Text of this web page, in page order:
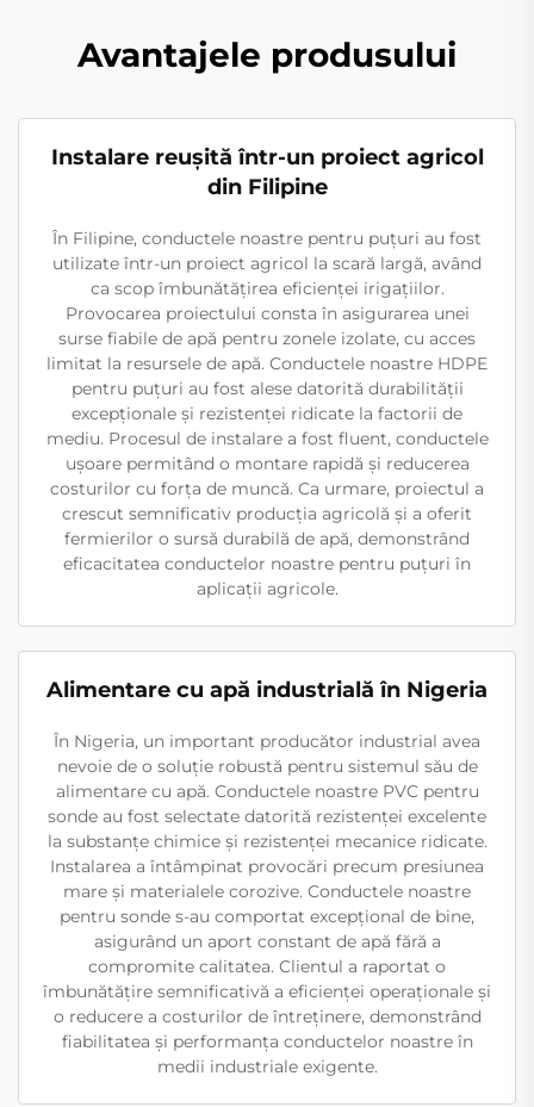
Avantajele produsului
Instalare reușită într-un proiect agricol
din Filipine
În Filipine, conductele noastre pentru puțuri au fost
utilizate într-un proiect agricol la scară largă, având
ca scop îmbunătățirea eficienței irigațiilor.
Provocarea proiectului consta în asigurarea unei
surse fiabile de apă pentru zonele izolate, cu acces
limitat la resursele de apă. Conductele noastre HDPE
pentru puțuri au fost alese datorită durabilității
excepționale și rezistenței ridicate la factorii de
mediu. Procesul de instalare a fost fluent, conductele
ușoare permitând o montare rapidă și reducerea
costurilor cu forța de muncă. Ca urmare, proiectul a
crescut semnificativ producția agricolă și a oferit
fermierilor o sursă durabilă de apă, demonstrând
eficacitatea conductelor noastre pentru puțuri în
aplicații agricole.
Alimentare cu apă industrială în Nigeria
În Nigeria, un important producător industrial avea
nevoie de o soluție robustă pentru sistemul său de
alimentare cu apă. Conductele noastre PVC pentru
sonde au fost selectate datorită rezistenței excelente
la substanțe chimice și rezistenței mecanice ridicate.
Instalarea a întâmpinat provocări precum presiunea
mare și materialele corozive. Conductele noastre
pentru sonde s-au comportat excepțional de bine,
asigurând un aport constant de apă fără a
compromite calitatea. Clientul a raportat o
îmbunătățire semnificativă a eficienței operaționale și
o reducere a costurilor de întreținere, demonstrând
fiabilitatea și performanța conductelor noastre în
medii industriale exigente.